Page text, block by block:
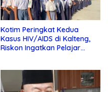
Kotim Peringkat Kedua
Kasus HIV/AIDS di Kalteng,
Riskon Ingatkan Pelajar